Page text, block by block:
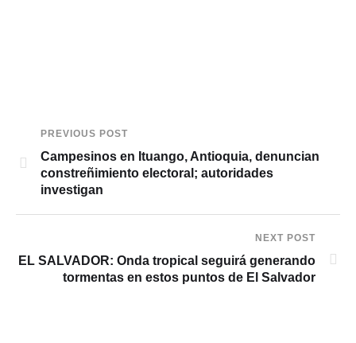
PREVIOUS POST
Campesinos en Ituango, Antioquia, denuncian
constreñimiento electoral; autoridades
investigan
NEXT POST
EL SALVADOR: Onda tropical seguirá generando
tormentas en estos puntos de El Salvador